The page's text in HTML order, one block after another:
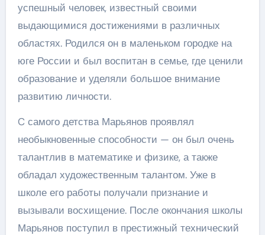
успешный человек, известный своими
выдающимися достижениями в различных
областях. Родился он в маленьком городке на
юге России и был воспитан в семье, где ценили
образование и уделяли большое внимание
развитию личности.
C самого детства Марьянов проявлял
необыкновенные способности — он был очень
талантлив в математике и физике, а также
обладал художественным талантом. Уже в
школе его работы получали признание и
вызывали восхищение. После окончания школы
Марьянов поступил в престижный технический